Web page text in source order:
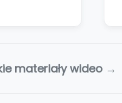
materiały wideo →